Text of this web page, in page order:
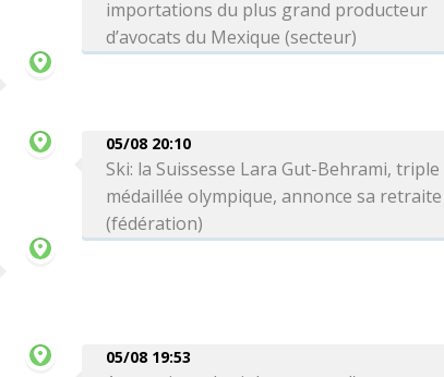
importations du plus grand producteur
d’avocats du Mexique (secteur)
05/08 20:10
Ski: la Suissesse Lara Gut-Behrami, triple
médaillée olympique, annonce sa retraite
(fédération)
05/08 19:53